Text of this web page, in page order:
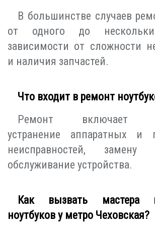
В большинстве случаев
от одного до
зависимости от сложности
и наличия запчастей.
Что входит в ремонт
Ремонт включает
устранение аппаратных и
неисправностей,
обслуживание устройства.
Как вызвать мастера
ноутбуков у метро Чеховская?